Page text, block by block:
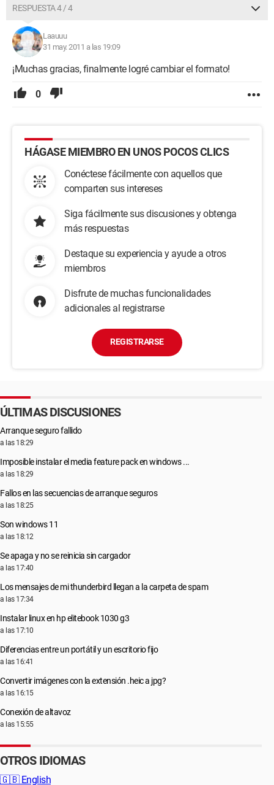
RESPUESTA 4 / 4
Laauuu
31 may. 2011 a las 19:09
¡Muchas gracias, finalmente logré cambiar el formato!
0
HÁGASE MIEMBRO EN UNOS POCOS CLICS
Conéctese fácilmente con aquellos que
comparten sus intereses
Siga fácilmente sus discusiones y obtenga
más respuestas
Destaque su experiencia y ayude a otros
miembros
Disfrute de muchas funcionalidades
adicionales al registrarse
REGISTRARSE
ÚLTIMAS DISCUSIONES
Arranque seguro fallido
a las 18:29
Imposible instalar el media feature pack en windows ...
a las 18:29
Fallos en las secuencias de arranque seguros
a las 18:25
Son windows 11
a las 18:12
Se apaga y no se reinicia sin cargador
a las 17:40
Los mensajes de mi thunderbird llegan a la carpeta de spam
a las 17:34
Instalar linux en hp elitebook 1030 g3
a las 17:10
Diferencias entre un portátil y un escritorio fijo
a las 16:41
Convertir imágenes con la extensión .heic a jpg?
a las 16:15
Conexión de altavoz
a las 15:55
OTROS IDIOMAS
🇬🇧 English